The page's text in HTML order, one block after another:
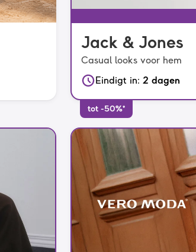
Jack & Jones
Casual looks voor hem
Eindigt in: 2 dagen
tot -50%*